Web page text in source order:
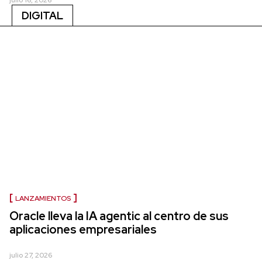
DIGITAL
LANZAMIENTOS
Oracle lleva la IA agentic al centro de sus
aplicaciones empresariales
julio 27, 2026